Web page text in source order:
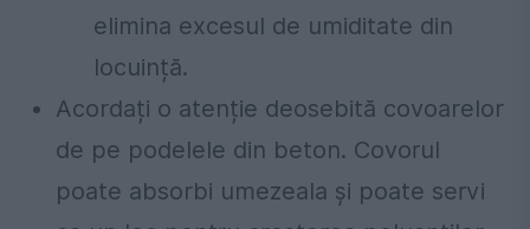
elimina excesul de umiditate din
locuință.
Acordați o atenție deosebită covoarelor
de pe podelele din beton. Covorul
poate absorbi umezeala și poate servi